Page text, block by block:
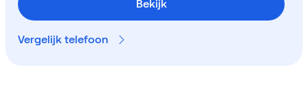
Bekijk
Vergelijk telefoon